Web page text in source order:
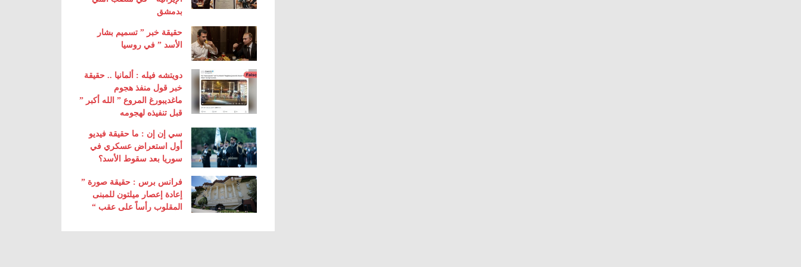
بدمشق
حقيقة خبر ” تسميم بشار
الأسد ” في روسيا
دويتشه فيله : ألمانيا .. حقيقة
خبر قول منفذ هجوم
ماغديبورغ المروع ” الله أكبر ”
قبل تنفيذه لهجومه
سي إن إن : ما حقيقة فيديو
أول استعراض عسكري في
سوريا بعد سقوط الأسد؟
فرانس برس : حقيقة صورة ”
إعادة إعصار ميلتون للمبنى
المقلوب رأساً على عقب “